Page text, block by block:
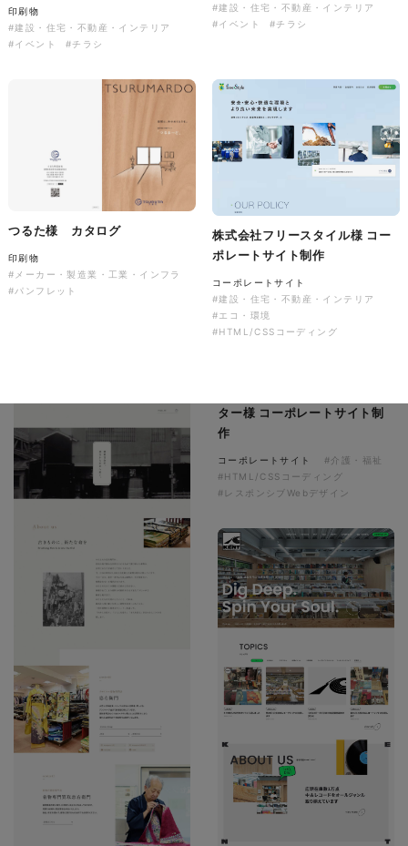
ター様 コーポレートサイト制
作
コーポレートサイト
#介護・福祉
#HTML/CSSコーディング
#レスポンシブWebデザイン
株式会社バスコフーズ様
FRUITFRUIT SNACK パッケ
印刷物
#建設・住宅・不動産・インテリア
#イベント
#チラシ
#建設・住宅・不動産・インテリア
#イベント
#チラシ
つるた様 カタログ
印刷物
#メーカー・製造業・工業・インフラ
#パンフレット
株式会社フリースタイル様 コー
ポレートサイト制作
コーポレートサイト
#建設・住宅・不動産・インテリア
#エコ・環境
#HTML/CSSコーディング